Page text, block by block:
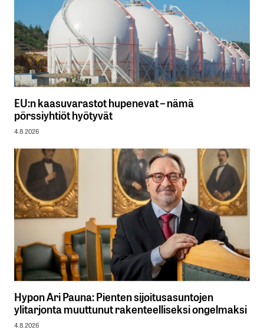
EU:n kaasuvarastot hupenevat – nämä
pörssiyhtiöt hyötyvät
4.8.2026
Hypon Ari Pauna: Pienten sijoitusasuntojen
ylitarjonta muuttunut rakenteelliseksi ongelmaksi
4.8.2026